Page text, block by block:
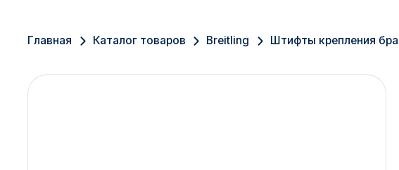
Санкт-Петербург
Новосибирск
Главная Каталог товаров Breitling Штифты крепления